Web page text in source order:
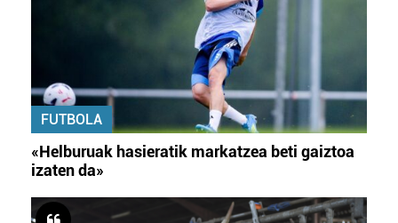
FUTBOLA
«Helburuak hasieratik markatzea beti gaiztoa
izaten da»